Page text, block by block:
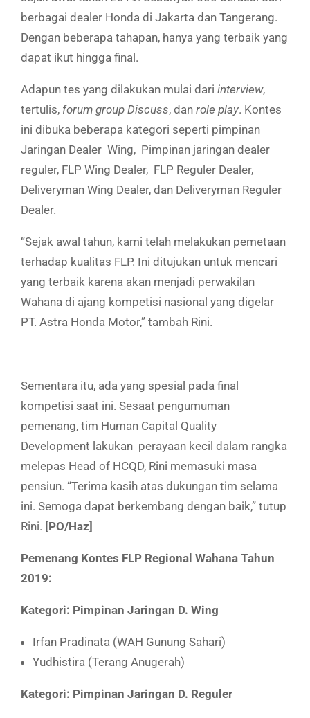
berbagai dealer Honda di Jakarta dan Tangerang.
Dengan beberapa tahapan, hanya yang terbaik yang
dapat ikut hingga final.
Adapun tes yang dilakukan mulai dari interview,
tertulis, forum group Discuss, dan role play. Kontes
ini dibuka beberapa kategori seperti pimpinan
Jaringan Dealer Wing, Pimpinan jaringan dealer
reguler, FLP Wing Dealer, FLP Reguler Dealer,
Deliveryman Wing Dealer, dan Deliveryman Reguler
Dealer.
“Sejak awal tahun, kami telah melakukan pemetaan
terhadap kualitas FLP. Ini ditujukan untuk mencari
yang terbaik karena akan menjadi perwakilan
Wahana di ajang kompetisi nasional yang digelar
PT. Astra Honda Motor,” tambah Rini.
Sementara itu, ada yang spesial pada final
kompetisi saat ini. Sesaat pengumuman
pemenang, tim Human Capital Quality
Development lakukan perayaan kecil dalam rangka
melepas Head of HCQD, Rini memasuki masa
pensiun. “Terima kasih atas dukungan tim selama
ini. Semoga dapat berkembang dengan baik,” tutup
Rini. [PO/Haz]
Pemenang Kontes FLP Regional Wahana Tahun
2019:
Kategori: Pimpinan Jaringan D. Wing
Irfan Pradinata (WAH Gunung Sahari)
Yudhistira (Terang Anugerah)
Kategori: Pimpinan Jaringan D. Reguler